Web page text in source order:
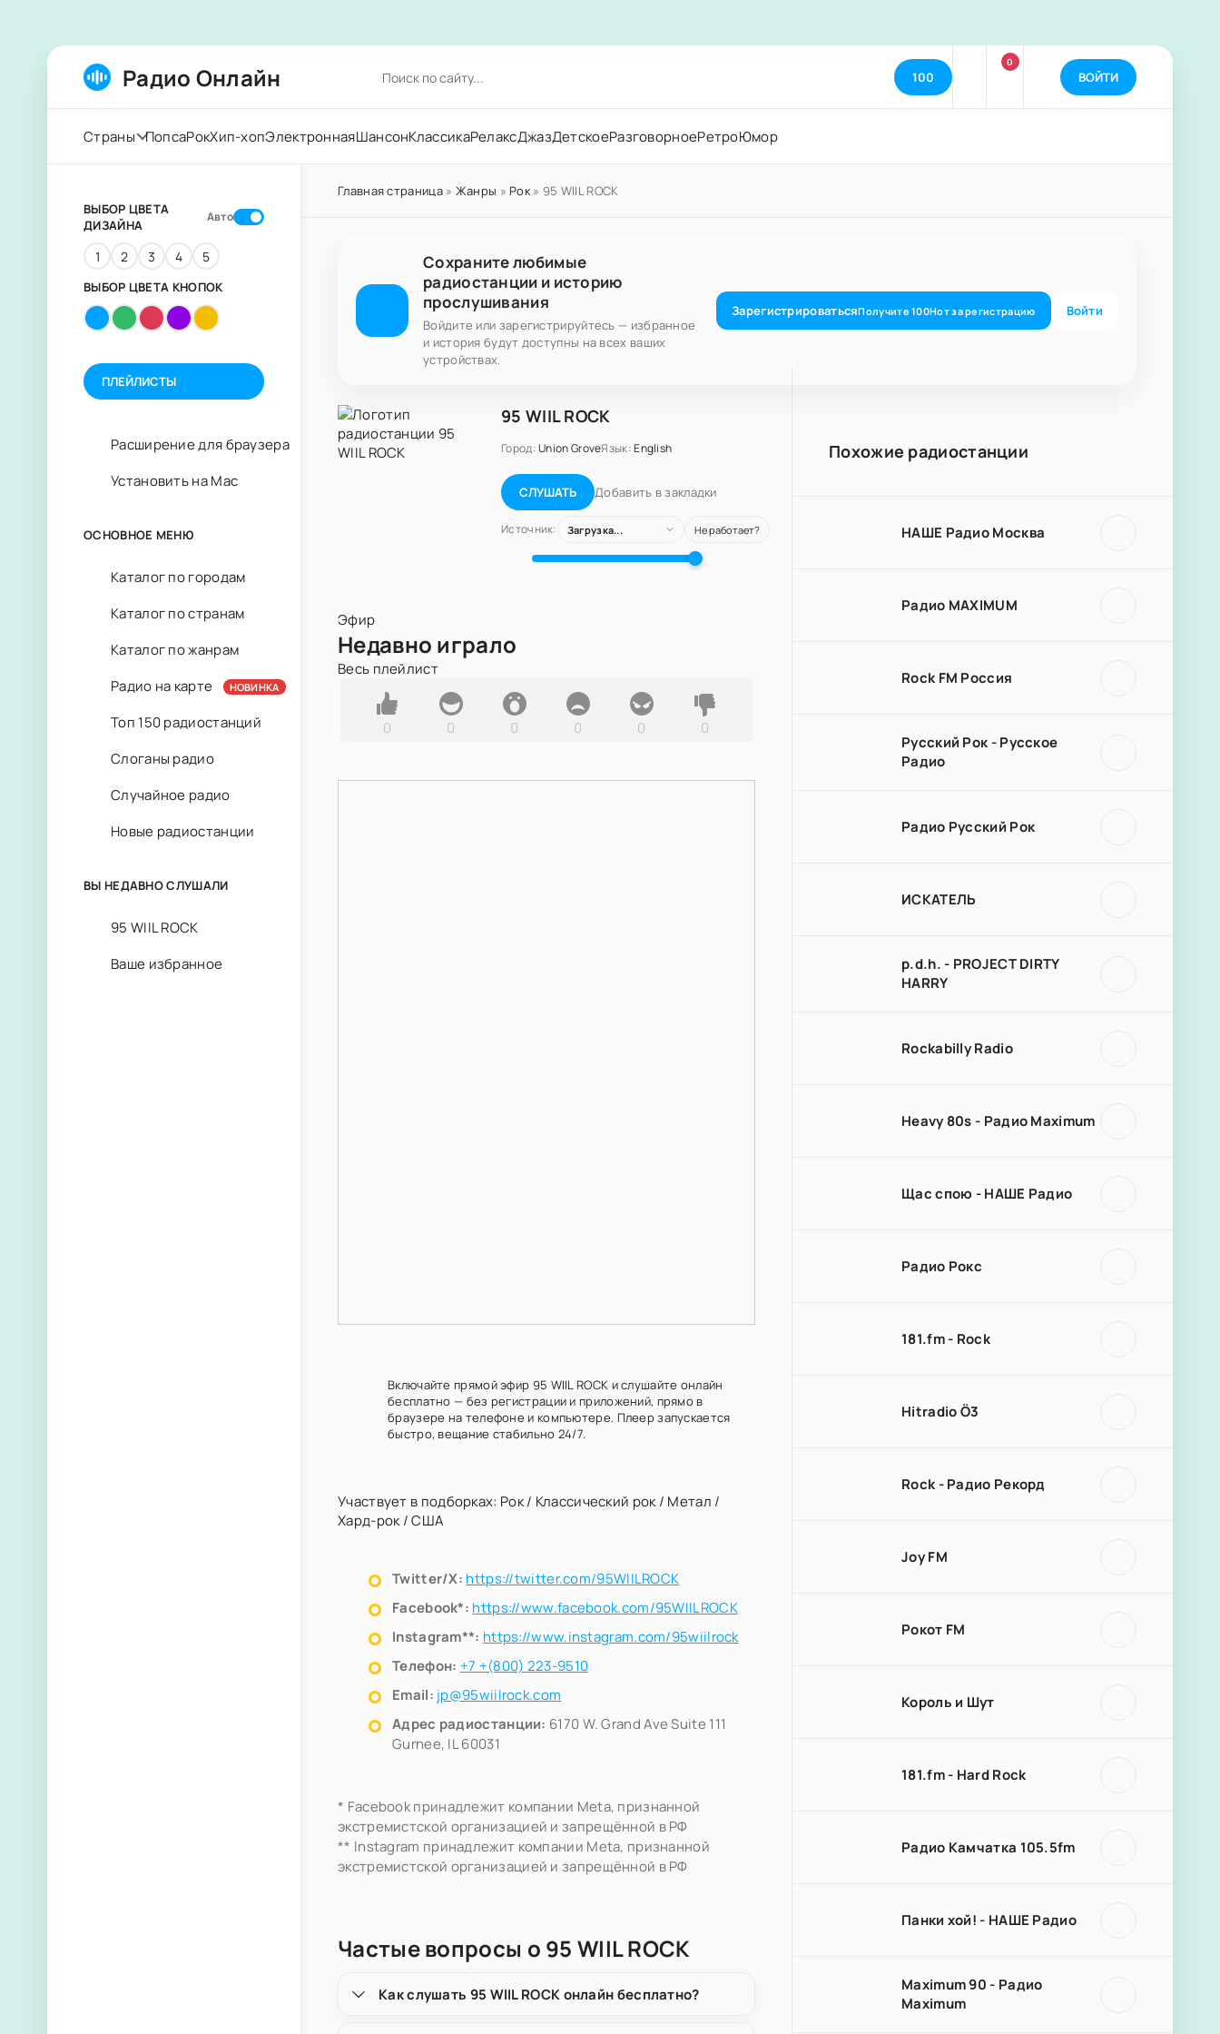
Радио Онлайн 100
0
ВОЙТИ
Страны ПопсаРокХип-хопЭлектроннаяШансонКлассикаРелаксДжазДетскоеРазговорноеРетроЮмор
Главная страница» Жанры » Рок» 95 WIIL ROCK
Сохраните любимые
радиостанции и историю
прослушивания
Войдите или зарегистрируйтесь — избранное
и история будут доступны на всех ваших
устройствах.
ЗарегистрироватьсяПолучите100Нотза регистрацию Войти
95 WIIL ROCK
Город:Union GroveЯзык:English
СЛУШАТЬ Добавить в закладки
Источник: Загрузка... Не работает?
Эфир
Недавно играло
Весь плейлист
0 0 0 0 0 0
Включайте прямой эфир 95 WIIL ROCK и слушайте онлайн
бесплатно — без регистрации и приложений, прямо в
браузере на телефоне и компьютере. Плеер запускается
быстро, вещание стабильно 24/7.
Участвует в подборках: Рок/ Классический рок/ Метал /
Хард-рок/США
Twitter/X: https://twitter.com/95WIILROCK
Facebook*: https://www.facebook.com/95WIILROCK
Instagram**: https://www.instagram.com/95wiilrock
Телефон: +7 +(800) 223-9510
Email: jp@95wiilrock.com
Адрес радиостанции: 6170 W. Grand Ave Suite 111
Gurnee, IL 60031
* Facebook принадлежит компании Meta, признанной
экстремистской организацией и запрещённой в РФ
** Instagram принадлежит компании Meta, признанной
экстремистской организацией и запрещённой в РФ
Частые вопросы о 95 WIIL ROCK
Как слушать 95 WIIL ROCK онлайн бесплатно?
Похожие радиостанции
НАШЕ Радио Москва
Радио MAXIMUM
Rock FM Россия
Русский Рок - Русское
Радио
Радио Русский Рок
ИСКАТЕЛЬ
p.d.h. - PROJECT DIRTY
HARRY
Rockabilly Radio
Heavy 80s - Радио Maximum
Щас спою - НАШЕ Радио
Радио Рокс
181.fm - Rock
Hitradio Ö3
Rock - Радио Рекорд
Joy FM
Рокот FM
Король и Шут
181.fm - Hard Rock
Радио Камчатка 105.5fm
Панки хой! - НАШЕ Радио
Maximum 90 - Радио
Maximum
ВЫБОР ЦВЕТА
ДИЗАЙНА
Авто
1 2 3 4 5
ВЫБОР ЦВЕТА КНОПОК
ПЛЕЙЛИСТЫ
Расширение для браузера
Установить на Mac
ОСНОВНОЕ МЕНЮ
Каталог по городам
Каталог по странам
Каталог по жанрам
Радио на карте
НОВИНКА
Топ 150 радиостанций
Слоганы радио
Случайное радио
Новые радиостанции
ВЫ НЕДАВНО СЛУШАЛИ
95 WIIL ROCK
Ваше избранное